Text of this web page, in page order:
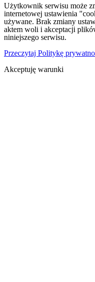
Użytkownik serwisu może
internetowej ustawienia
używane. Brak zmiany
aktem woli i akceptacji
niniejszego serwisu.
Przeczytaj Politykę
Akceptuję warunki